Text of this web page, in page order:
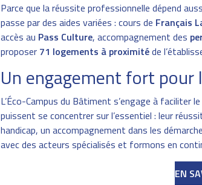
Parce que la réussite professionnelle dépend
passe par des aides variées : cours de Français
accès au Pass Culture, accompagnement des
proposer 71 logements à proximitéde
Un engagement fort pour
L’Éco-Campus du Bâtiment s’engage à faciliter
puissent se concentrer sur l’essentiel : leur
handicap, un accompagnement dans les
avec des acteurs spécialisés et formons en
EN